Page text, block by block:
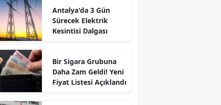
Antalya'da 3 Gün
Sürecek Elektrik
Kesintisi Dalgası
Bir Sigara Grubuna
Daha Zam Geldi! Yeni
Fiyat Listesi Açıklandı